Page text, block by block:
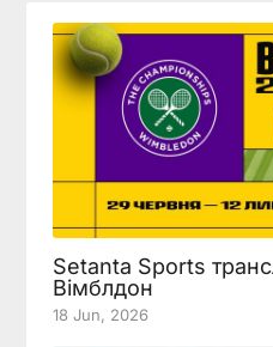
Setanta Sports
Вімблдон
18 Jun, 2026